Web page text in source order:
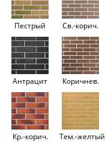
Пестрый Св.-корич.
Антрацит Коричнев.
Кр.-корич. Тем.-желтый